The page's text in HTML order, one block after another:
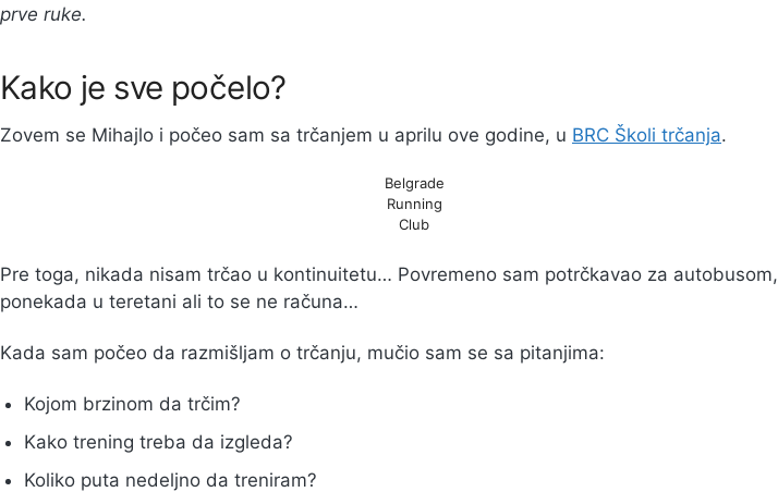
prve ruke.
Kako je sve počelo?
Zovem se Mihajlo i počeo sam sa trčanjem u aprilu ove godine, u BRC Školi trčanja.
Belgrade
Running
Club
Pre toga, nikada nisam trčao u kontinuitetu… Povremeno sam potrčkavao za autobusom,
ponekada u teretani ali to se ne računa…
Kada sam počeo da razmišljam o trčanju, mučio sam se sa pitanjima:
Kojom brzinom da trčim?
Kako trening treba da izgleda?
Koliko puta nedeljno da treniram?